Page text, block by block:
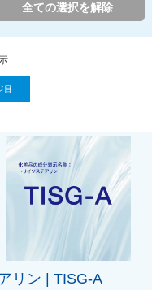
リン | TISG-A